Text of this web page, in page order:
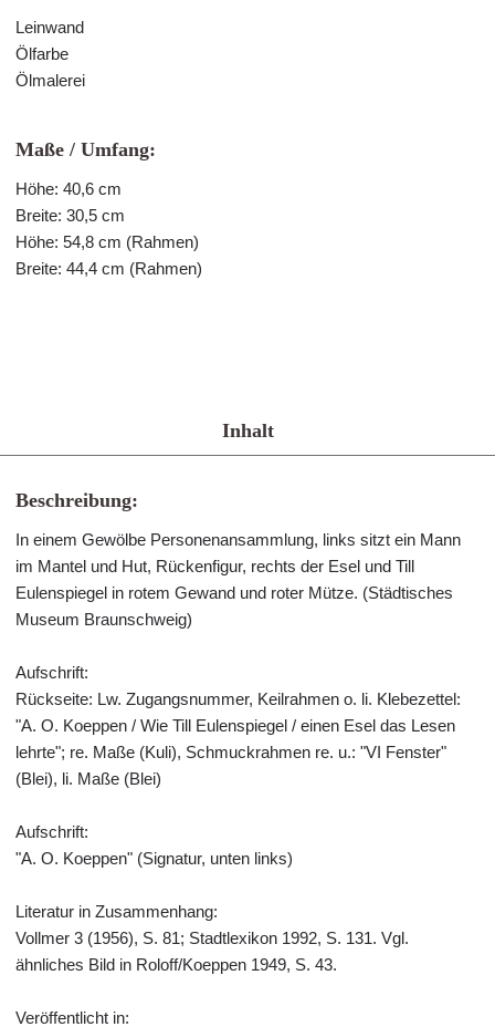
Leinwand
Ölfarbe
Ölmalerei
Maße / Umfang:
Höhe: 40,6 cm
Breite: 30,5 cm
Höhe: 54,8 cm (Rahmen)
Breite: 44,4 cm (Rahmen)
Inhalt
Beschreibung:
In einem Gewölbe Personenansammlung, links sitzt ein Mann
im Mantel und Hut, Rückenfigur, rechts der Esel und Till
Eulenspiegel in rotem Gewand und roter Mütze. (Städtisches
Museum Braunschweig)
Aufschrift:
Rückseite: Lw. Zugangsnummer, Keilrahmen o. li. Klebezettel:
"A. O. Koeppen / Wie Till Eulenspiegel / einen Esel das Lesen
lehrte"; re. Maße (Kuli), Schmuckrahmen re. u.: "VI Fenster"
(Blei), li. Maße (Blei)
Aufschrift:
"A. O. Koeppen" (Signatur, unten links)
Literatur in Zusammenhang:
Vollmer 3 (1956), S. 81; Stadtlexikon 1992, S. 131. Vgl.
ähnliches Bild in Roloff/Koeppen 1949, S. 43.
Veröffentlicht in: